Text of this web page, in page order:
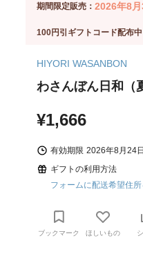
期間限定販売： 2026年8
100円引ギフトコード配布中
HIYORI WASANBON
わさんぼん日和（
¥1,666
有効期限 2026年8月24日
ギフトの利用方法
フォームに配送希望住
ブックマーク ほしいもの